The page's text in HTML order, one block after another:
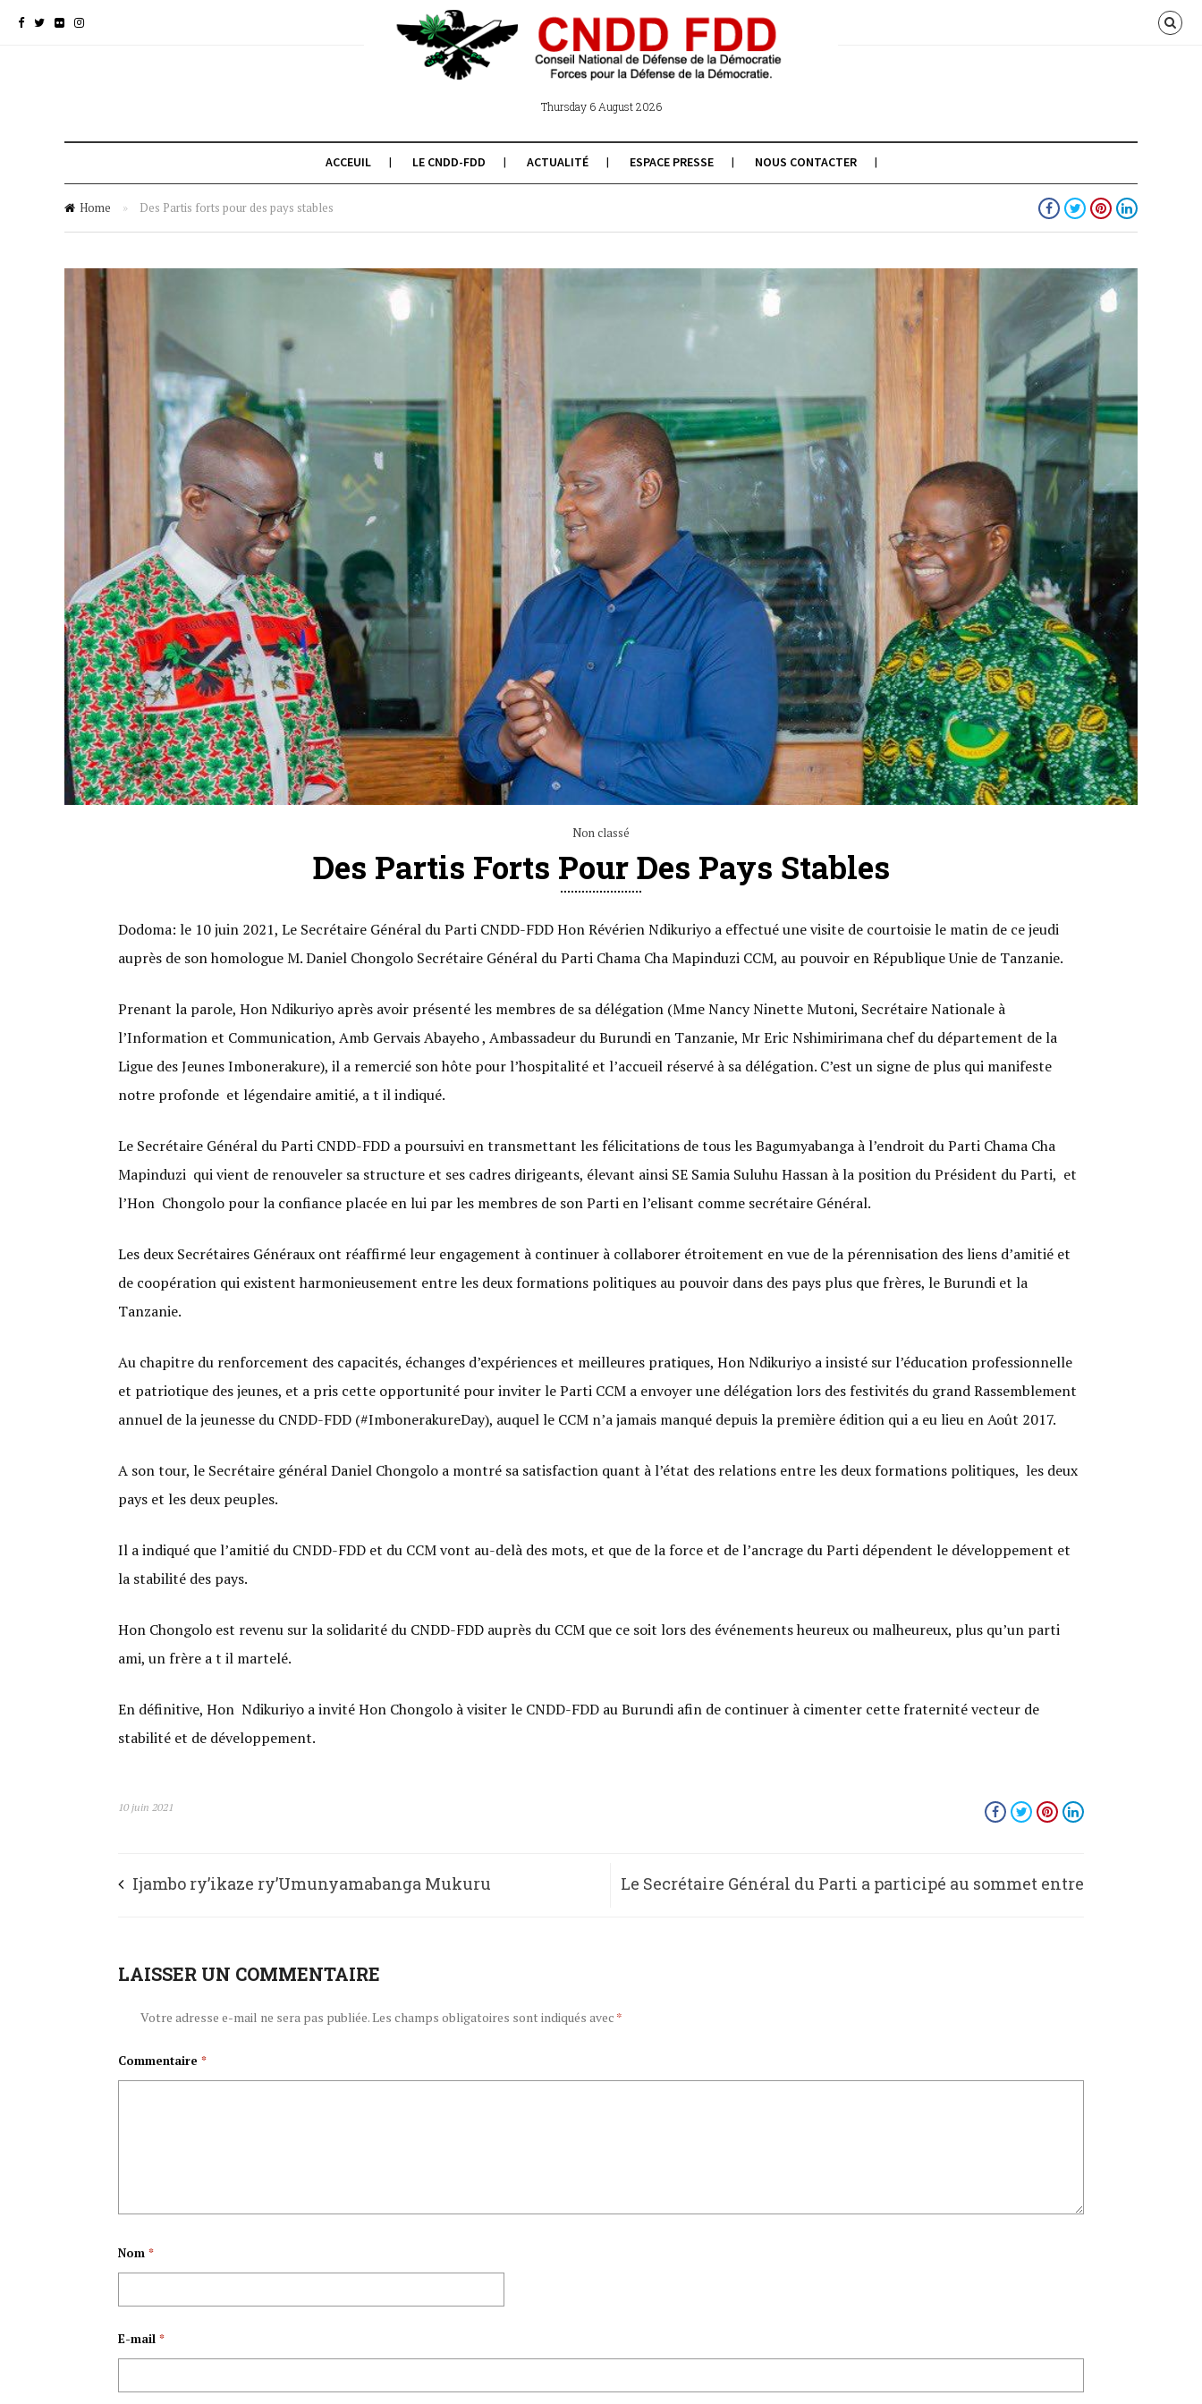
Thursday 6 August 2026
ACCEUIL LE CNDD-FDD ACTUALITÉ ESPACE PRESSE NOUS CONTACTER
Home » Des Partis forts pour des pays stables
Non classé
Des Partis Forts Pour Des Pays Stables
Dodoma: le 10 juin 2021, Le Secrétaire Général du Parti CNDD-FDD Hon Révérien Ndikuriyo a effectué une visite de courtoisie le matin de ce jeudi
auprès de son homologue M. Daniel Chongolo Secrétaire Général du Parti Chama Cha Mapinduzi CCM, au pouvoir en République Unie de Tanzanie.
Prenant la parole, Hon Ndikuriyo après avoir présenté les membres de sa délégation (Mme Nancy Ninette Mutoni, Secrétaire Nationale à
l’Information et Communication, Amb Gervais Abayeho , Ambassadeur du Burundi en Tanzanie, Mr Eric Nshimirimana chef du département de la
Ligue des Jeunes Imbonerakure), il a remercié son hôte pour l’hospitalité et l’accueil réservé à sa délégation. C’est un signe de plus qui manifeste
notre profonde et légendaire amitié, a t il indiqué.
Le Secrétaire Général du Parti CNDD-FDD a poursuivi en transmettant les félicitations de tous les Bagumyabanga à l’endroit du Parti Chama Cha
Mapinduzi qui vient de renouveler sa structure et ses cadres dirigeants, élevant ainsi SE Samia Suluhu Hassan à la position du Président du Parti, et
l’Hon Chongolo pour la confiance placée en lui par les membres de son Parti en l’elisant comme secrétaire Général.
Les deux Secrétaires Généraux ont réaffirmé leur engagement à continuer à collaborer étroitement en vue de la pérennisation des liens d’amitié et
de coopération qui existent harmonieusement entre les deux formations politiques au pouvoir dans des pays plus que frères, le Burundi et la
Tanzanie.
Au chapitre du renforcement des capacités, échanges d’expériences et meilleures pratiques, Hon Ndikuriyo a insisté sur l’éducation professionnelle
et patriotique des jeunes, et a pris cette opportunité pour inviter le Parti CCM a envoyer une délégation lors des festivités du grand Rassemblement
annuel de la jeunesse du CNDD-FDD (#ImbonerakureDay), auquel le CCM n’a jamais manqué depuis la première édition qui a eu lieu en Août 2017.
A son tour, le Secrétaire général Daniel Chongolo a montré sa satisfaction quant à l’état des relations entre les deux formations politiques, les deux
pays et les deux peuples.
Il a indiqué que l’amitié du CNDD-FDD et du CCM vont au-delà des mots, et que de la force et de l’ancrage du Parti dépendent le développement et
la stabilité des pays.
Hon Chongolo est revenu sur la solidarité du CNDD-FDD auprès du CCM que ce soit lors des événements heureux ou malheureux, plus qu’un parti
ami, un frère a t il martelé.
En définitive, Hon Ndikuriyo a invité Hon Chongolo à visiter le CNDD-FDD au Burundi afin de continuer à cimenter cette fraternité vecteur de
stabilité et de développement.
10 juin 2021
Ijambo ry’ikaze ry’Umunyamabanga Mukuru
kwa Rusama.
Le Secrétaire Général du Parti a participé au sommet entre
LAISSER UN COMMENTAIRE
Votre adresse e-mail ne sera pas publiée.Les champs obligatoires sont indiqués avec *
Commentaire *
Nom *
E-mail *